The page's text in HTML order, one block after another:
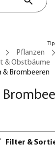
Pflanzen
& Obstbäume
& Brombeeren
Filter &